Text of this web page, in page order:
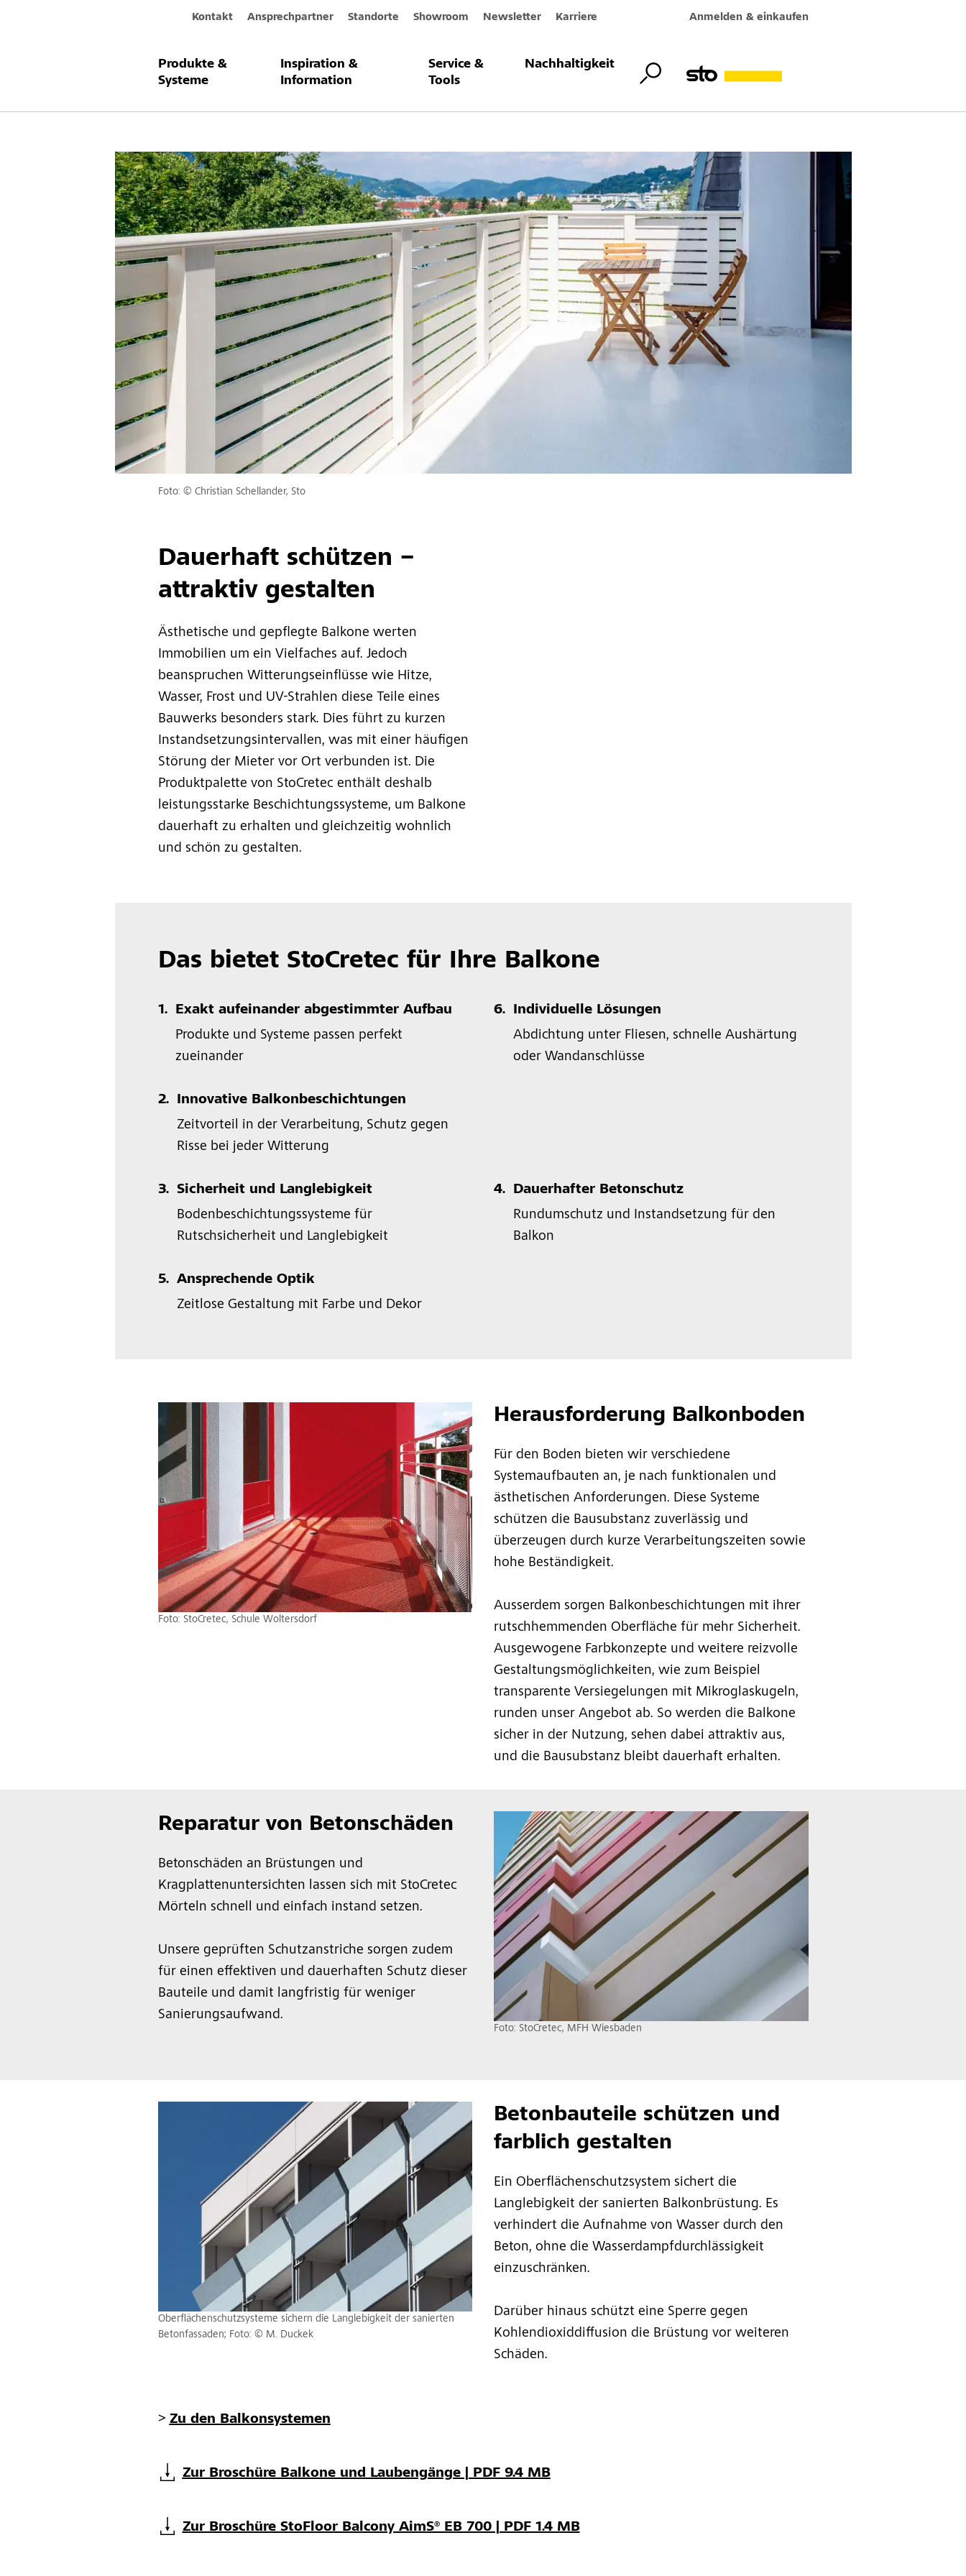
Kontakt Ansprechpartner Standorte Showroom Newsletter Karriere Anmelden & einkaufen
Produkte &
Systeme
Inspiration &
Information
Service &
Tools
Nachhaltigkeit
Alles rund um Balkone von StoCretec
Foto: © Christian Schellander, Sto
Dauerhaft schützen –
attraktiv gestalten
Ästhetische und gepflegte Balkone werten
Immobilien um ein Vielfaches auf. Jedoch
beanspruchen Witterungseinflüsse wie Hitze,
Wasser, Frost und UV-Strahlen diese Teile eines
Bauwerks besonders stark. Dies führt zu kurzen
Instandsetzungsintervallen, was mit einer häufigen
Störung der Mieter vor Ort verbunden ist. Die
Produktpalette von StoCretec enthält deshalb
leistungsstarke Beschichtungssysteme, um Balkone
dauerhaft zu erhalten und gleichzeitig wohnlich
und schön zu gestalten.
Das bietet StoCretec für Ihre Balkone
1. Exakt aufeinander abgestimmter Aufbau
Produkte und Systeme passen perfekt
zueinander
2. Innovative Balkonbeschichtungen
Zeitvorteil in der Verarbeitung, Schutz gegen
Risse bei jeder Witterung
3. Sicherheit und Langlebigkeit
Bodenbeschichtungssysteme für
Rutschsicherheit und Langlebigkeit
4. Dauerhafter Betonschutz
Rundumschutz und Instandsetzung für den
Balkon
5. Ansprechende Optik
Zeitlose Gestaltung mit Farbe und Dekor
6. Individuelle Lösungen
Abdichtung unter Fliesen, schnelle Aushärtung
oder Wandanschlüsse
Herausforderung Balkonboden
Für den Boden bieten wir verschiedene
Systemaufbauten an, je nach funktionalen und
ästhetischen Anforderungen. Diese Systeme
schützen die Bausubstanz zuverlässig und
überzeugen durch kurze Verarbeitungszeiten sowie
hohe Beständigkeit.
Ausserdem sorgen Balkonbeschichtungen mit ihrer
rutschhemmenden Oberfläche für mehr Sicherheit.
Ausgewogene Farbkonzepte und weitere reizvolle
Gestaltungsmöglichkeiten, wie zum Beispiel
transparente Versiegelungen mit Mikroglaskugeln,
runden unser Angebot ab. So werden die Balkone
sicher in der Nutzung, sehen dabei attraktiv aus,
und die Bausubstanz bleibt dauerhaft erhalten.
Foto: StoCretec, Schule Woltersdorf
Reparatur von Betonschäden
Betonschäden an Brüstungen und
Kragplattenuntersichten lassen sich mit StoCretec
Mörteln schnell und einfach instand setzen.
Unsere geprüften Schutzanstriche sorgen zudem
für einen effektiven und dauerhaften Schutz dieser
Bauteile und damit langfristig für weniger
Sanierungsaufwand.
Foto: StoCretec, MFH Wiesbaden
Betonbauteile schützen und
farblich gestalten
Ein Oberflächenschutzsystem sichert die
Langlebigkeit der sanierten Balkonbrüstung. Es
verhindert die Aufnahme von Wasser durch den
Beton, ohne die Wasserdampfdurchlässigkeit
einzuschränken.
Darüber hinaus schützt eine Sperre gegen
Kohlendioxiddiffusion die Brüstung vor weiteren
Schäden.
Oberflächenschutzsysteme sichern die Langlebigkeit der sanierten
Betonfassaden; Foto: © M. Duckek
>Zu den Balkonsystemen
Zur Broschüre Balkone und Laubengänge | PDF 9.4 MB
Zur Broschüre StoFloor Balcony AimS® EB 700 | PDF 1.4 MB